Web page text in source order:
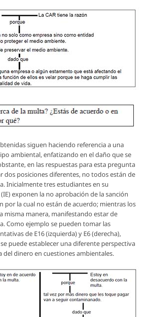
siguen haciendo referencia a una
ambiental, enfatizando en el daño que se
en las respuestas para esta pregunta
dos posiciones diferentes, no todos están de
Inicialmente tres estudiantes en su
exponen la no aprobación de la sanción
por la cual no están de acuerdo; mientras los
misma manera, manifestando estar de
Como ejemplo se pueden tomar las
de E16 (izquierda) y E6 (derecha),
puede establecer una diferente perspectiva
del dinero en cuestiones ambientales.